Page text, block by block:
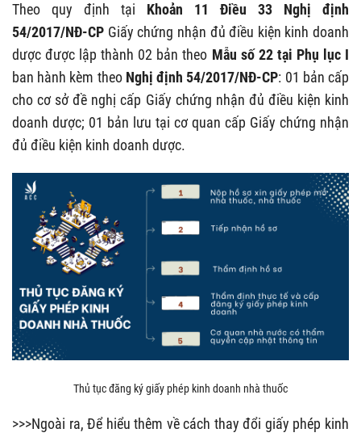
Theo quy định tại Khoản 11 Điều 33 Nghị định
54/2017/NĐ-CP Giấy chứng nhận đủ điều kiện kinh doanh
dược được lập thành 02 bản theo Mẫu số 22 tại Phụ lục I
ban hành kèm theo Nghị định 54/2017/NĐ-CP: 01 bản cấp
cho cơ sở đề nghị cấp Giấy chứng nhận đủ điều kiện kinh
doanh dược; 01 bản lưu tại cơ quan cấp Giấy chứng nhận
đủ điều kiện kinh doanh dược.
Thủ tục đăng ký giấy phép kinh doanh nhà thuốc
>>>Ngoài ra, Để hiểu thêm về cách thay đổi giấy phép kinh